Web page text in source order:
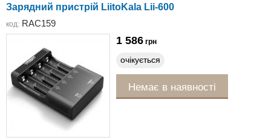
Зарядний пристрій LiitoKala Lii-600
код: RAC159
1 586 грн
очікується
Немає в наявності